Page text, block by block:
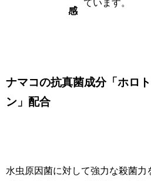
感
ています。
ナマコの抗真菌成分「ホロ
ン」配合
水虫原因菌に対して強力な殺菌力